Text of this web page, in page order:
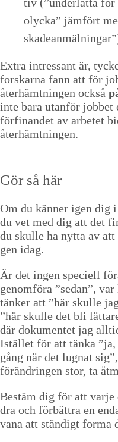
oly­c­ka” jäm­fört
Extra intres­sant är,
forskar­na fann att för
åter­hämt­nin­gen ock­så
inte bara utan­för job­bet
för­fi­nan­det av arbetet
återhämtningen.
Gör så här
Om du kän­ner igen dig
du vet med dig att det
du skulle ha nyt­ta av
gen idag.
Är det ingen speciell
genom­föra ”sedan”,
tänker att ”här skulle
”här skulle det bli
där doku­mentet jag
Istäl­let för att tän­ka ”
gång när det lug­nat
förän­drin­gen stor, ta
Bestäm dig för att
dra och för­bät­tra en
vana att ständigt for­ma